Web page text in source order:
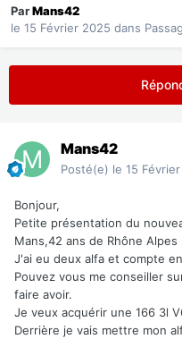
ParMans42
le 15 Février 2025 dans
Mans42
Posté(e) le 15
Bonjour,
Petite présentation du
Mans,42 ans de Rhône Alpes
J'ai eu deux alfa et compte
Pouvez vous me conseiller
faire avoir.
Je veux acquérir une 166 3l
Derrière je vais mettre mon